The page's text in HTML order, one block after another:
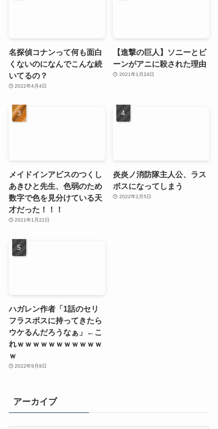
名探偵コナンって何も面白
くないのになんでこんな続
いてるの？
2022年4月4日
【進撃の巨人】ソニーとビ
ーンがアニに殺された理由
2021年1月24日
メイドインアビスのつくし
あきひと先生、色弱のため
数字で色を見分けている天
才だった！！！
2021年1月22日
炎炎ノ消防隊主人公、ラス
ボスになってしまう
2022年2月5日
ハガレン作者「1話のセリ
フラスボスに持ってきたら
ウケるんだろうなぁ」←こ
れｗｗｗｗｗｗｗｗｗｗｗ
ｗ
2022年9月9日
アーカイブ